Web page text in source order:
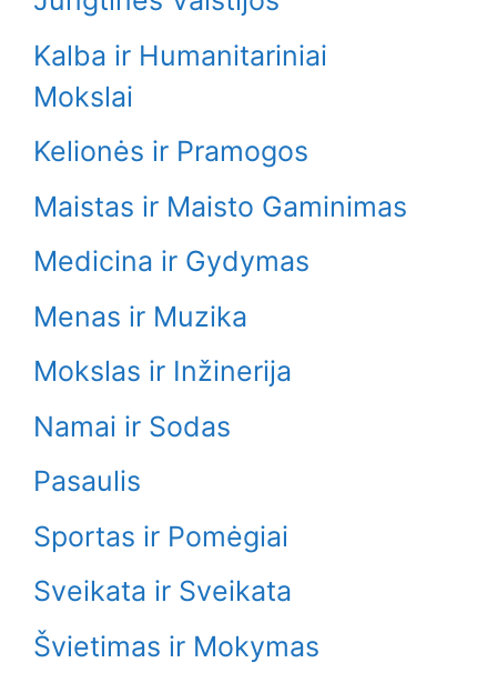
Kalba ir Humanitariniai
Mokslai
Kelionės ir Pramogos
Maistas ir Maisto Gaminimas
Medicina ir Gydymas
Menas ir Muzika
Mokslas ir Inžinerija
Namai ir Sodas
Pasaulis
Sportas ir Pomėgiai
Sveikata ir Sveikata
Švietimas ir Mokymas